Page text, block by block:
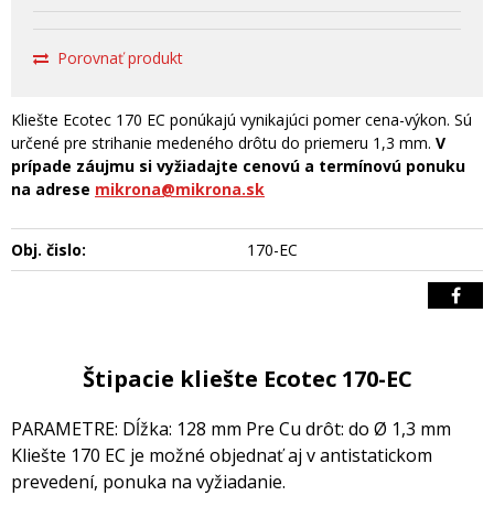
Porovnať produkt
Kliešte Ecotec 170 EC ponúkajú vynikajúci pomer cena-výkon. Sú
určené pre strihanie medeného drôtu do priemeru 1,3 mm. V
prípade záujmu si vyžiadajte cenovú a termínovú ponuku
na adrese mikrona@mikrona.sk
Obj. čislo: 170-EC
Štipacie kliešte Ecotec 170-EC
PARAMETRE: Dĺžka: 128 mm Pre Cu drôt: do Ø 1,3 mm
Kliešte 170 EC je možné objednať aj v antistatickom
prevedení, ponuka na vyžiadanie.